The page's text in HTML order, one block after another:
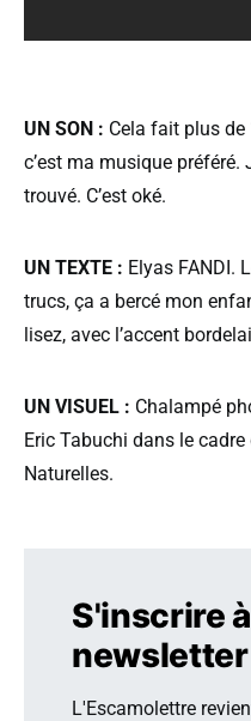
UN SON : Cela fait plus
c’est ma musique préféré.
trouvé. C’est oké.
UN TEXTE : Elyas FANDI.
trucs, ça a bercé mon
lisez, avec l’accent
UN VISUEL : Chalampé
Eric Tabuchi dans le cadre
Naturelles.
S'inscrire
newsletter
L'Escamolettre